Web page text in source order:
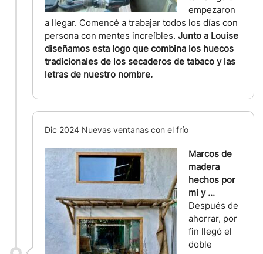
empezaron
a llegar. Comencé a trabajar todos los días con
persona con mentes increíbles. Junto a Louise
diseñamos esta logo que combina los huecos
tradicionales de los secaderos de tabaco y las
letras de nuestro nombre.
Dic 2024 Nuevas ventanas con el frío
Marcos de
madera
hechos por
mi y ...
Después de
ahorrar, por
fin llegó el
doble